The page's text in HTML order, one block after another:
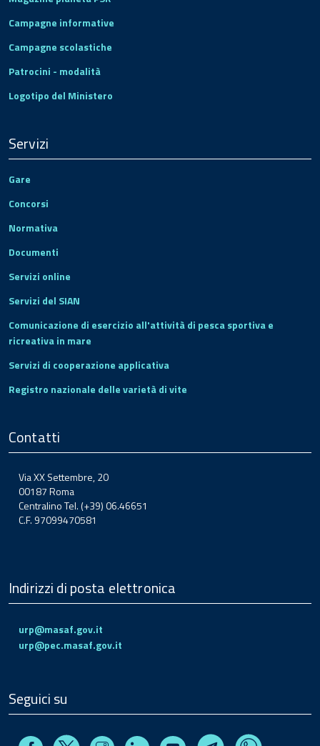
Campagne informative
Campagne scolastiche
Patrocini - modalità
Logotipo del Ministero
Servizi
Gare
Concorsi
Normativa
Documenti
Servizi online
Servizi del SIAN
Comunicazione di esercizio all'attività di pesca sportiva e
ricreativa in mare
Servizi di cooperazione applicativa
Registro nazionale delle varietà di vite
Contatti
Via XX Settembre, 20
00187 Roma
Centralino Tel. (+39) 06.46651
C.F. 97099470581
Indirizzi di posta elettronica
urp@masaf.gov.it
urp@pec.masaf.gov.it
Seguici su
Facebook InstagramLinkedin Youtube